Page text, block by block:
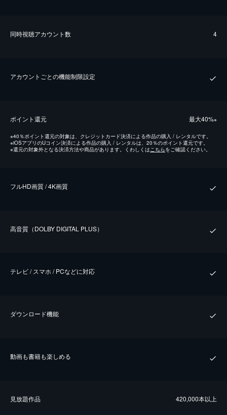
同時視聴アカウント数 4
アカウントごとの機能制限設定
ポイント還元 最⼤40%※
※40％ポイント還元の対象は、クレジットカード決済による作品の購入 / レンタルです。
※iOSアプリのUコイン決済による作品の購入 / レンタルは、20％のポイント還元です。
※還元の対象外となる決済方法や商品があります。くわしくはこちらをご確認ください。
フルHD画質 / 4K画質
⾼⾳質（DOLBY DIGITAL PLUS）
テレビ / スマホ / PCなどに対応
ダウンロード機能
動画も書籍も楽しめる
⾒放題作品 420,000本以上